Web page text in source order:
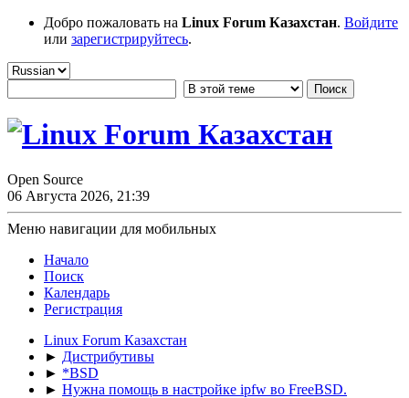
Добро пожаловать на Linux Forum Казахстан. Войдите
или зарегистрируйтесь.
Open Source
06 Августа 2026, 21:39
Меню навигации для мобильных
Начало
Поиск
Календарь
Регистрация
Linux Forum Казахстан
► Дистрибутивы
► *BSD
► Нужна помощь в настройке ipfw во FreeBSD.